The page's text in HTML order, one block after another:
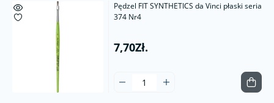
Pędzel FIT SYNTHETICS da Vinci płaski seria
374 Nr4
7,70Zł.